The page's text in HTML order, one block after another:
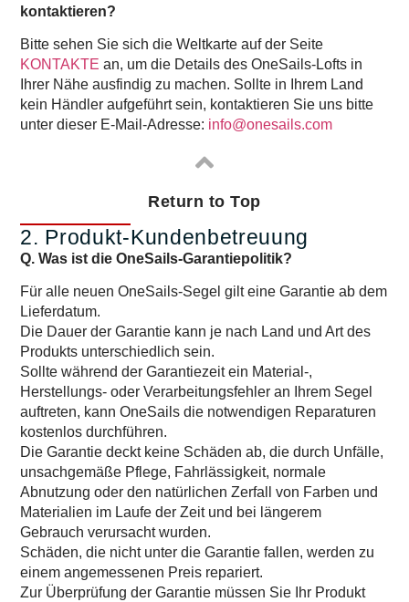
kontaktieren?
Bitte sehen Sie sich die Weltkarte auf der Seite
KONTAKTE an, um die Details des OneSails-Lofts in
Ihrer Nähe ausfindig zu machen. Sollte in Ihrem Land
kein Händler aufgeführt sein, kontaktieren Sie uns bitte
unter dieser E-Mail-Adresse: info@onesails.com
Return to Top
2. Produkt-Kundenbetreuung
Q. Was ist die OneSails-Garantiepolitik?
Für alle neuen OneSails-Segel gilt eine Garantie ab dem
Lieferdatum.
Die Dauer der Garantie kann je nach Land und Art des
Produkts unterschiedlich sein.
Sollte während der Garantiezeit ein Material-,
Herstellungs- oder Verarbeitungsfehler an Ihrem Segel
auftreten, kann OneSails die notwendigen Reparaturen
kostenlos durchführen.
Die Garantie deckt keine Schäden ab, die durch Unfälle,
unsachgemäße Pflege, Fahrlässigkeit, normale
Abnutzung oder den natürlichen Zerfall von Farben und
Materialien im Laufe der Zeit und bei längerem
Gebrauch verursacht wurden.
Schäden, die nicht unter die Garantie fallen, werden zu
einem angemessenen Preis repariert.
Zur Überprüfung der Garantie müssen Sie Ihr Produkt